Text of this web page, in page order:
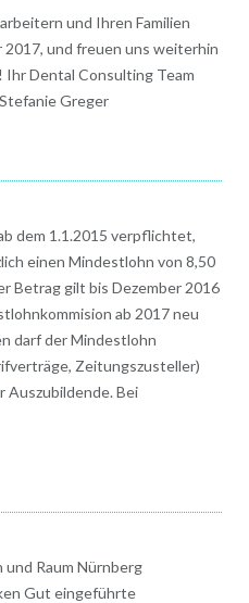
und Ihren Familien
und freuen uns weiterhin
Dental Consulting Team
Greger
dem 1.1.2015 verpflichtet,
einen Mindestlohn von 8,50
Betrag gilt bis Dezember 2016
ab 2017 neu
darf der Mindestlohn
Zeitungszusteller)
Auszubildende. Bei
Raum Nürnberg
Gut eingeführte